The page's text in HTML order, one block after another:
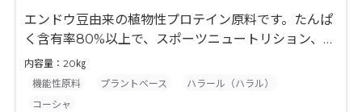
エンドウ豆由来の植物性プロテイン原料です。たんぱ
く含有率80%以上で、スポーツニュートリション、健
康食品、美容・ウェルネス市場向け素材として幅広く
活用可能。植物由来ならではの使いやすさが特長で、
プロテイン飲料、サプリメント、製菓などさまざまな
内容量：20㎏
機能性原料
プラントベース
ハラール（ハラル）
コーシャ